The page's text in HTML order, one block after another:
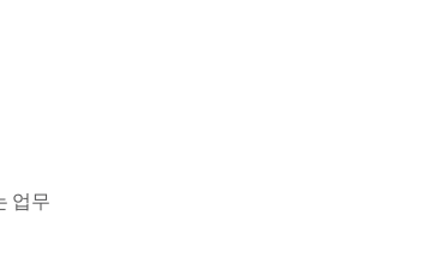
업무